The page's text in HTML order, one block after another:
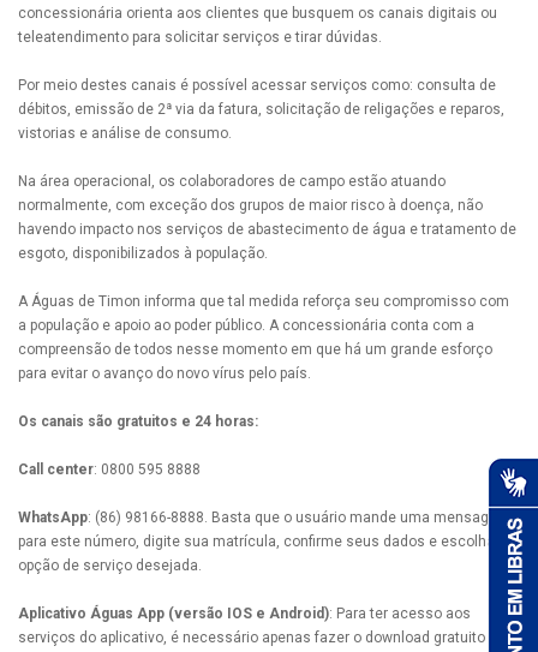
concessionária orienta aos clientes que busquem os canais digitais ou
teleatendimento para solicitar serviços e tirar dúvidas.
Por meio destes canais é possível acessar serviços como: consulta de
débitos, emissão de 2ª via da fatura, solicitação de religações e reparos,
vistorias e análise de consumo.
Na área operacional, os colaboradores de campo estão atuando
normalmente, com exceção dos grupos de maior risco à doença, não
havendo impacto nos serviços de abastecimento de água e tratamento de
esgoto, disponibilizados à população.
A Águas de Timon informa que tal medida reforça seu compromisso com
a população e apoio ao poder público. A concessionária conta com a
compreensão de todos nesse momento em que há um grande esforço
para evitar o avanço do novo vírus pelo país.
Os canais são gratuitos e 24 horas:
Call center: 0800 595 8888
WhatsApp: (86) 98166-8888. Basta que o usuário mande uma mensagem
para este número, digite sua matrícula, confirme seus dados e escolha a
opção de serviço desejada.
Aplicativo Águas App (versão IOS e Android): Para ter acesso aos
serviços do aplicativo, é necessário apenas fazer o download gratuito na